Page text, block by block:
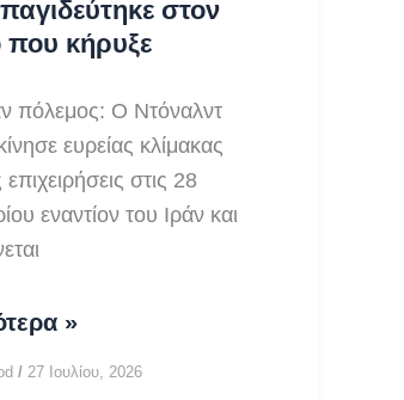
στον
κήρυξε
πόλεμος: Ο Ντόναλντ
ευρείας κλίμακας
στις 28
εναντίον του Ιράν και
»
/ 27 Ιουλίου, 2026